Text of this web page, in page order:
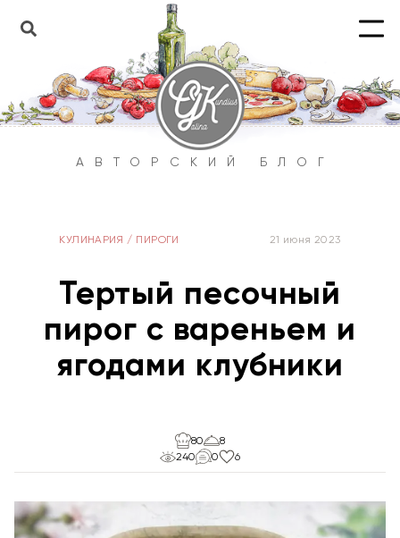
АВТОРСКИЙ БЛОГ
КУЛИНАРИЯ / ПИРОГИ 21 июня 2023
Тертый песочный
пирог с вареньем и
ягодами клубники
80
8
240
0 6